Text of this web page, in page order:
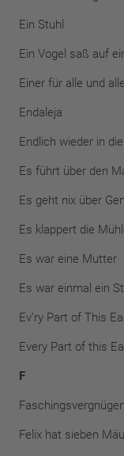
Ein Stuhl
Ein Vogel saß auf
Einer für alle und
Endaleja
Endlich wieder in
Es führt über den
Es geht nix über
Es klappert die
Es war eine Mutter
Es war einmal ein
Ev'ry Part of This
Every Part of this
F
Faschingsvergnügen
Felix hat sieben